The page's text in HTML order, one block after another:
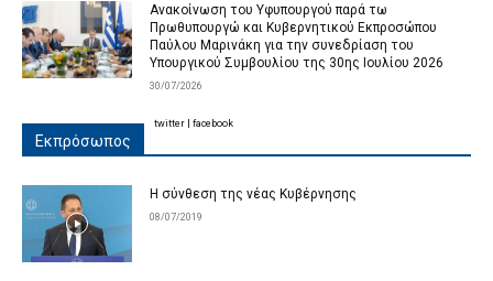
Ανακοίνωση του Υφυπουργού παρά τω
Πρωθυπουργώ και Κυβερνητικού Εκπροσώπου
Παύλου Μαρινάκη για την συνεδρίαση του
Υπουργικού Συμβουλίου της 30ης Ιουλίου 2026
30/07/2026
Εκπρόσωπος
Η σύνθεση της νέας Κυβέρνησης
08/07/2019
twitter facebook